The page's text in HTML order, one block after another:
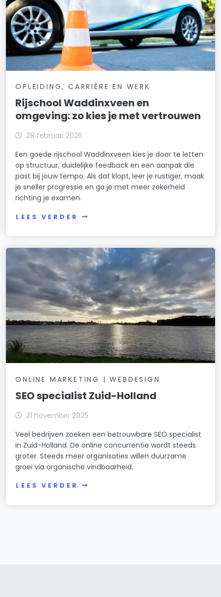
OPLEIDING, CARRIÈRE EN WERK
Rijschool Waddinxveen en
omgeving: zo kies je met vertrouwen
28 februari 2026
Een goede rijschool Waddinxveen kies je door te letten
op structuur, duidelijke feedback en een aanpak die
past bij jouw tempo. Als dat klopt, leer je rustiger, maak
je sneller progressie en ga je met meer zekerheid
richting je examen.
LEES VERDER
ONLINE MARKETING | WEBDESIGN
SEO specialist Zuid-Holland
21 november 2025
Veel bedrijven zoeken een betrouwbare SEO specialist
in Zuid-Holland. De online concurrentie wordt steeds
groter. Steeds meer organisaties willen duurzame
groei via organische vindbaarheid.
LEES VERDER